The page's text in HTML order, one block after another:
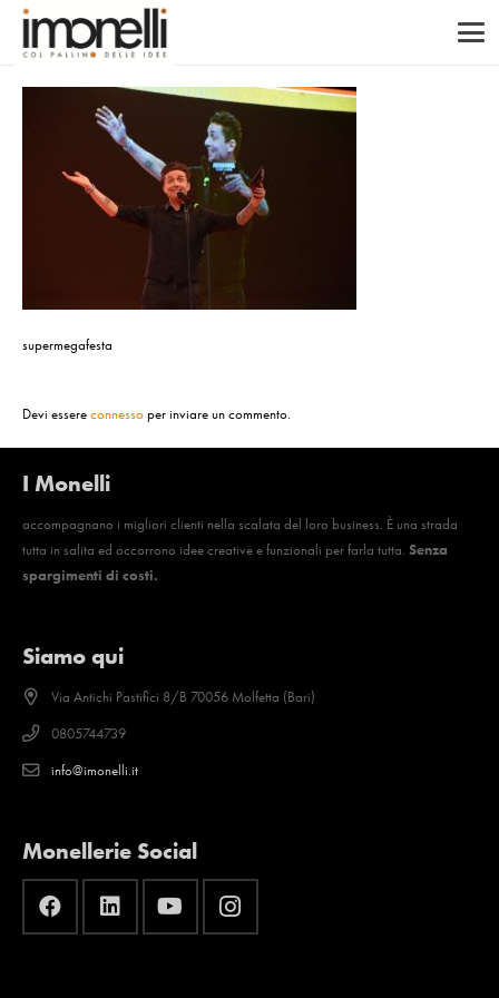
supermegafesta
Devi essere connessoper inviare un commento.
I Monelli
accompagnano i migliori clienti nella scalata del loro business. È una strada
tutta in salita ed occorrono idee creative e funzionali per farla tutta. Senza
spargimenti di costi.
Siamo qui
Via Antichi Pastifici 8/B 70056 Molfetta (Bari)
0805744739
info@imonelli.it
Monellerie Social